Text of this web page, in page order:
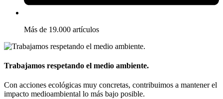
Más de 19.000 artículos
Trabajamos respetando el medio ambiente.
Con acciones ecológicas muy concretas, contribuimos a mantener el
impacto medioambiental lo más bajo posible.